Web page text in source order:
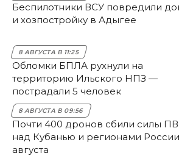
Беспилотники ВСУ повредили
и хозпостройку в Адыгее
8 АВГУСТА В 11:25
Обломки БПЛА рухнули на
территорию Ильского НПЗ —
пострадали 5 человек
8 АВГУСТА В 09:56
Почти 400 дронов сбили силы
над Кубанью и регионами
августа